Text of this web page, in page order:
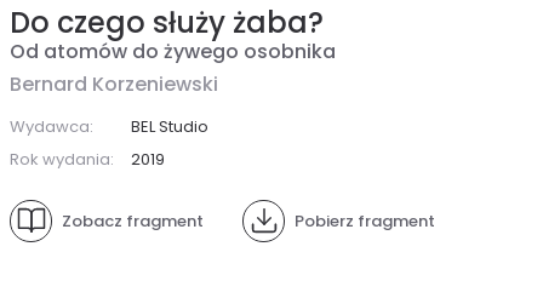
Do czego służy żaba?
Od atomów do żywego osobnika
Bernard Korzeniewski
Wydawca:
BEL Studio
Rok wydania:
2019
Zobacz fragment Pobierz fragment